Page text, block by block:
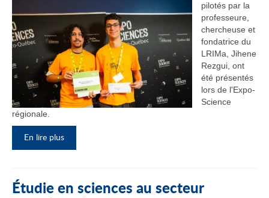
pilotés par la
professeure,
chercheuse et
fondatrice du
LRIMa, Jihene
Rezgui, ont
été présentés
lors de l'Expo-
Science
régionale.
En lire plus
Étudie en sciences au secteur